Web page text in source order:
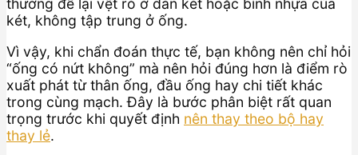
thường để lại vệt rò ở dàn két hoặc bình nhựa của
két, không tập trung ở ống.
Vì vậy, khi chẩn đoán thực tế, bạn không nên chỉ hỏi
“ống có nứt không” mà nên hỏi đúng hơn là điểm rò
xuất phát từ thân ống, đầu ống hay chi tiết khác
trong cùng mạch. Đây là bước phân biệt rất quan
trọng trước khi quyết định nên thay theo bộ hay
thay lẻ.